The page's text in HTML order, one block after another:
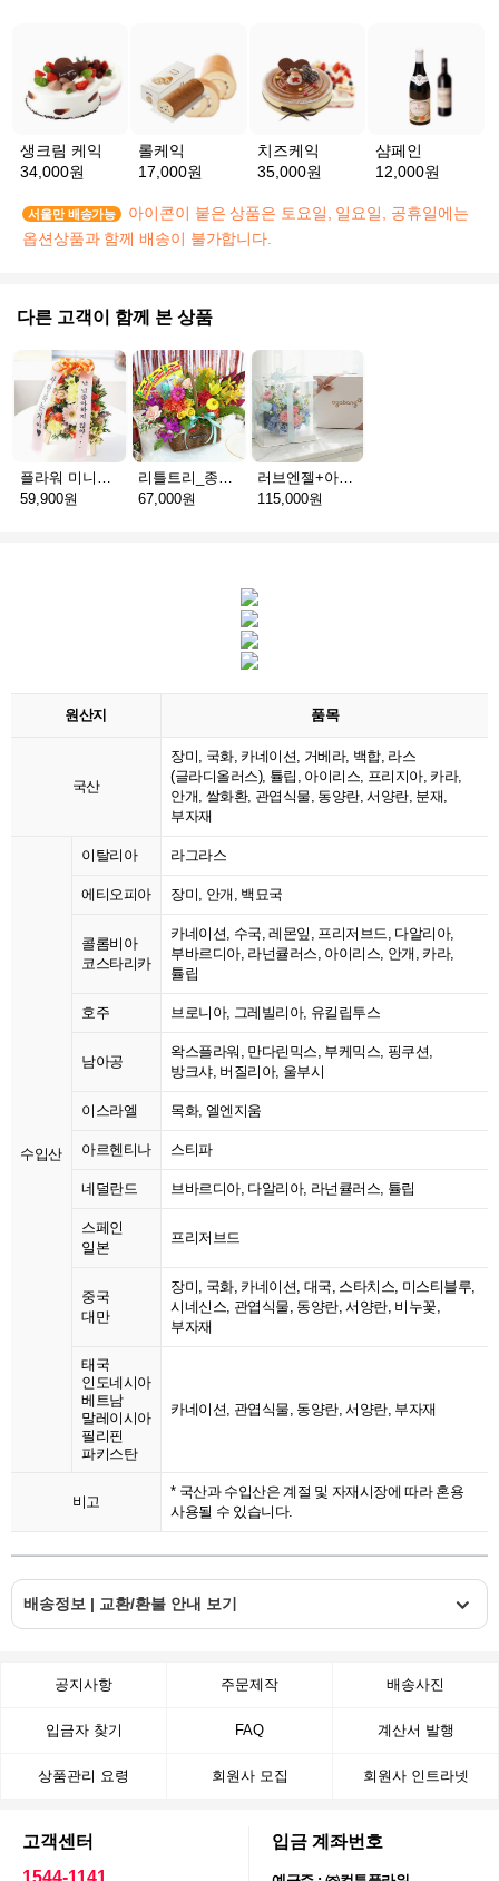
생크림 케익
34,000원
롤케익
17,000원
치즈케익
35,000원
샴페인
12,000원
서울만 배송가능
아이콘이 붙은 상품은 토요일, 일요일, 공휴일에는
옵션상품과 함께 배송이 불가합니다.
다른 고객이 함께 본 상품
59,900원
67,000원
러브엔젤+아가방딸랑이(서울)
115,000원
원산지 품목
국산
장미, 국화, 카네이션, 거베라, 백합, 라스
(글라디올러스), 튤립, 아이리스, 프리지아, 카라,
안개, 쌀화환, 관엽식물, 동양란, 서양란, 분재,
부자재
수입산
이탈리아 라그라스
에티오피아 장미, 안개, 백묘국
콜롬비아
코스타리카
카네이션, 수국, 레몬잎, 프리저브드, 다알리아,
부바르디아, 라넌큘러스, 아이리스, 안개, 카라,
튤립
호주 브로니아, 그레빌리아, 유킬립투스
남아공
왁스플라워, 만다린믹스, 부케믹스, 핑쿠션,
방크샤, 버질리아, 울부시
이스라엘 목화, 엘엔지움
아르헨티나 스티파
네덜란드 브바르디아, 다알리아, 라넌큘러스, 튤립
스페인
일본
프리저브드
중국
대만
장미, 국화, 카네이션, 대국, 스타치스, 미스티블루,
시네신스, 관엽식물, 동양란, 서양란, 비누꽃,
부자재
태국
인도네시아
베트남
말레이시아
필리핀
파키스탄
카네이션, 관엽식물, 동양란, 서양란, 부자재
비고
* 국산과 수입산은 계절 및 자재시장에 따라 혼용
사용될 수 있습니다.
배송정보 | 교환/환불 안내 보기
공지사항 주문제작 배송사진
입금자 찾기 FAQ 계산서 발행
상품관리 요령 회원사 모집 회원사 인트라넷
고객센터
입금 계좌번호